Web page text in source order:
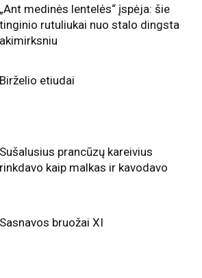
„Ant medinės lentelės“ įspėja: šie
tinginio rutuliukai nuo stalo dingsta
akimirksniu
Birželio etiudai
Sušalusius prancūzų kareivius
rinkdavo kaip malkas ir kavodavo
Sasnavos bruožai XI